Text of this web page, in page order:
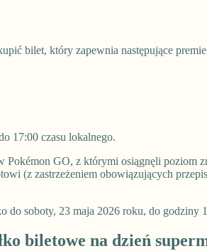
bilet, który zapewnia następujące
17:00 czasu lokalnego.
GO, z którymi osiągnęli poziom
(z zastrzeżeniem obowiązujących
do soboty, 23 maja 2026 roku, do godziny
biletowe na dzień